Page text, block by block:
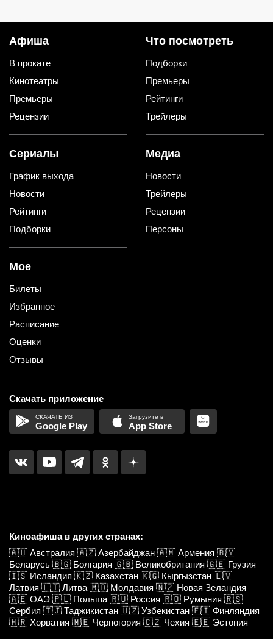
подготовиться!)
Афиша
В прокате
Кинотеатры
Премьеры
Рецензии
Что посмотреть
Подборки
Премьеры
Рейтинги
Трейлеры
Сериалы
График выхода
Новости
Рейтинги
Подборки
Медиа
Новости
Трейлеры
Рецензии
Персоны
Мое
Билеты
Избранное
Расписание
Оценки
Отзывы
Скачать приложение
Google Play App Store
Киноафиша в других странах:
🇦🇺 Австралия 🇦🇿 Азербайджан 🇦🇲 Армения 🇧🇾
Беларусь 🇧🇬 Болгария 🇬🇧 Великобритания 🇬🇪 Грузия
🇮🇸 Исландия 🇰🇿 Казахстан 🇰🇬 Кыргызстан 🇱🇻
Латвия 🇱🇹 Литва 🇲🇩 Молдавия 🇳🇿 Новая Зеландия
🇦🇪 ОАЭ 🇵🇱 Польша 🇷🇺 Россия 🇷🇴 Румыния 🇷🇸
Сербия 🇹🇯 Таджикистан 🇺🇿 Узбекистан 🇫🇮 Финляндия
🇭🇷 Хорватия 🇲🇪 Черногория 🇨🇿 Чехия 🇪🇪 Эстония